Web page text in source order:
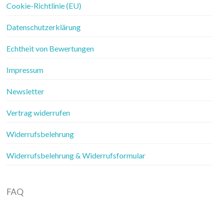
Cookie-Richtlinie (EU)
Datenschutzerklärung
Echtheit von Bewertungen
Impressum
Newsletter
Vertrag widerrufen
Widerrufsbelehrung
Widerrufsbelehrung & Widerrufsformular
FAQ